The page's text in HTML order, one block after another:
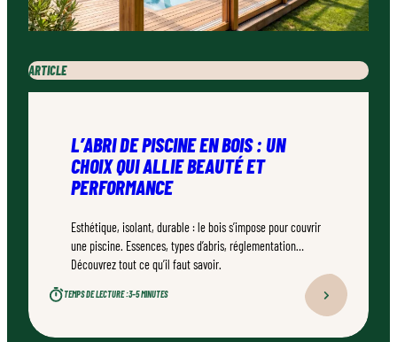
ARTICLE
L’ABRI DE PISCINE EN BOIS : UN
CHOIX QUI ALLIE BEAUTÉ ET
PERFORMANCE
Esthétique, isolant, durable : le bois s’impose pour couvrir
une piscine. Essences, types d’abris, réglementation…
Découvrez tout ce qu’il faut savoir.
TEMPS DE LECTURE :3–5 MINUTES